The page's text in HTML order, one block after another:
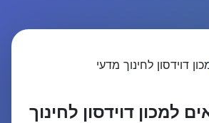
למכון דוידסון לחינוך